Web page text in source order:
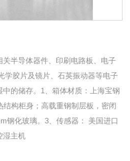
半导体器件、印刷电路板、电子
学胶片及镜片、石英振动器等电子
的储存。1、箱体材质：上海宝钢
结构柜身；高载重钢制层板，密闭
钢化玻璃。3、传感器： 美国进口
湿主机